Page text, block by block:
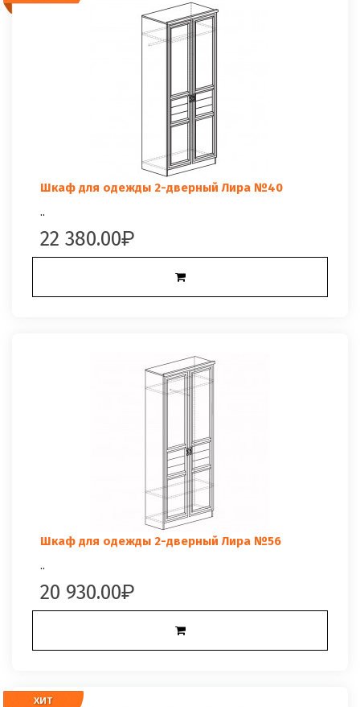
Шкаф для одежды 2-дверный Лира №40
..
22 380.00
Шкаф для одежды 2-дверный Лира №56
..
20 930.00
ХИТ
ХИТ